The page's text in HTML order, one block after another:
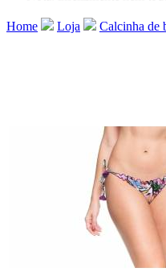
Home
Loja Calcinha de